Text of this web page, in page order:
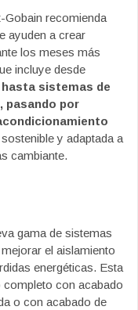
Gobain recomienda
ayuden a crear
los meses más
incluye desde
sistemas de
pasando por
y adaptada a
cambiante.
gama de sistemas
el aislamiento
energéticas. Esta
con acabado
o con acabado de